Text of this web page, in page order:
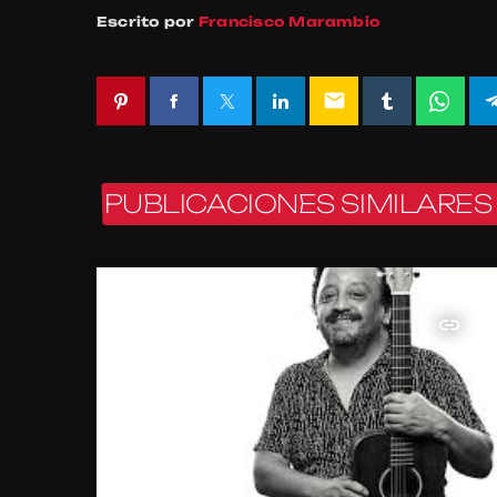
Escrito por Francisco Marambio
email
PUBLICACIONES SIMILARES
insert_link